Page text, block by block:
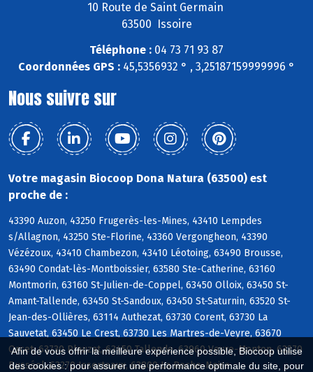
Afin de vous offrir la meilleure expérience possible, Biocoop utilise
des cookies : pour assurer une performance optimale du site, pour
10 Route de Saint Germain
63500 Issoire
Téléphone : 04 73 71 93 87
Coordonnées GPS : 45,5356932 ° , 3,25187159999996 °
Nous suivre sur
Votre magasin Biocoop Dona Natura (63500) est
proche de :
43390 Auzon, 43250 Frugerès-les-Mines, 43410 Lempdes
s/Allagnon, 43250 Ste-Florine, 43360 Vergongheon, 43390
Vézézoux, 43410 Chambezon, 43410 Léotoing, 63490 Brousse,
63490 Condat-lès-Montboissier, 63580 Ste-Catherine, 63160
Montmorin, 63160 St-Julien-de-Coppel, 63450 Olloix, 63450 St-
Amant-Tallende, 63450 St-Sandoux, 63450 St-Saturnin, 63520 St-
Jean-des-Ollières, 63114 Authezat, 63730 Corent, 63730 La
Sauvetat, 63450 Le Crest, 63730 Les Martres-de-Veyre, 63670
Orcet, 63730 Plauzat, 63450 Tallende, 63960 Veyre-Monton, 63270
Busséol, 63270 Isserteaux, 63800 La Roche-Noire